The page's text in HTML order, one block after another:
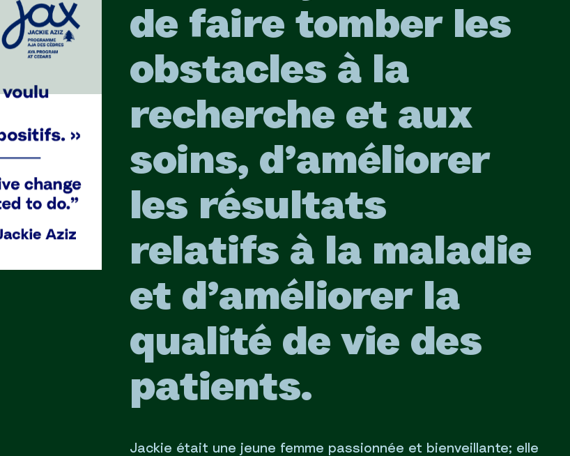
de faire tomber les
obstacles à la
recherche et aux
soins, d’améliorer
les résultats
relatifs à la maladie
et d’améliorer la
qualité de vie des
patients.
Jackie était une jeune femme passionnée et bienveillante; elle